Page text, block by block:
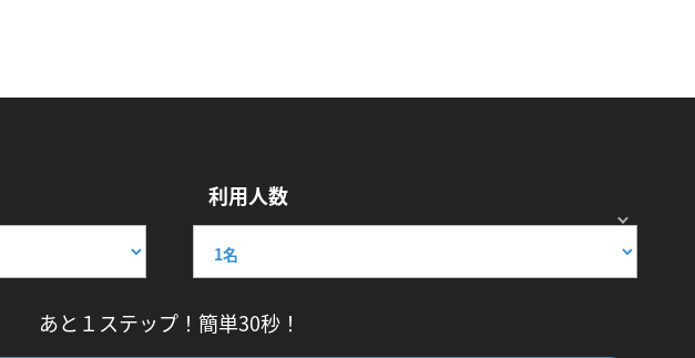
利用人数
あと１ステップ！簡単30秒！